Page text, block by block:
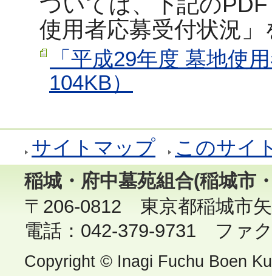
使用者応募受付状況
「平成29年度 墓地使
104KB）
サイトマップ このサイ
稲城・府中墓苑組合(稲城市
〒206-0812 東京都稲城市
電話：042-379-9731 ファ
Copyright © Inagi Fuchu Boen